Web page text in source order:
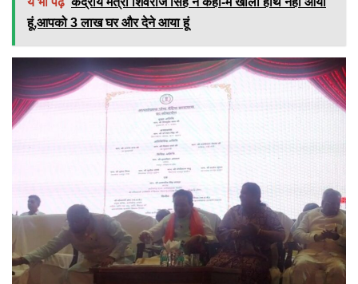
हूं,आपको 3 लाख घर और देने आया हूं